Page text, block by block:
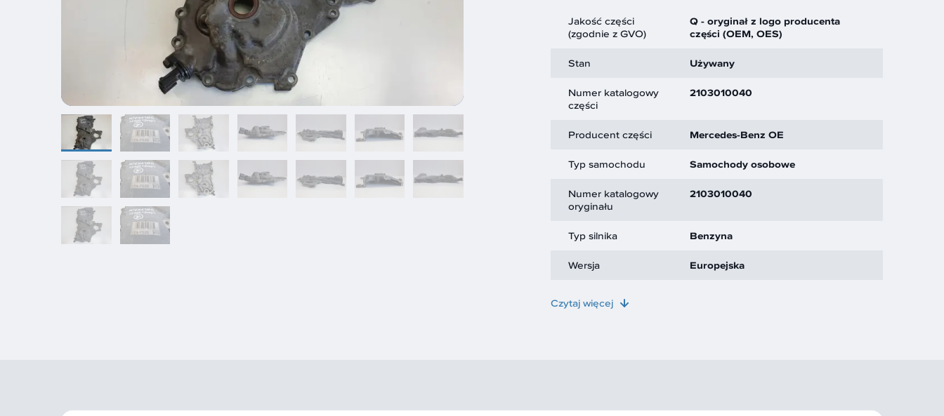
Jakość części
(zgodnie z GVO)
Q - oryginał z logo producenta
części (OEM, OES)
Stan Używany
Numer katalogowy
części
2103010040
Producent części Mercedes-Benz OE
Typ samochodu Samochody osobowe
Numer katalogowy
oryginału
2103010040
Typ silnika Benzyna
Wersja Europejska
Czytaj więcej